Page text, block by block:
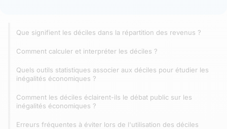
Que signifient les déciles dans la répartition des revenus ?
Comment calculer et interpréter les déciles ?
Quels outils statistiques associer aux déciles pour étudier les
inégalités économiques ?
Comment les déciles éclairent-ils le débat public sur les
inégalités économiques ?
Erreurs fréquentes à éviter lors de l'utilisation des déciles